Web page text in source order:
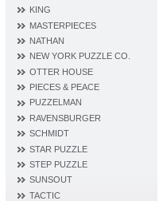
KING
MASTERPIECES
NATHAN
NEW YORK PUZZLE CO.
OTTER HOUSE
PIECES & PEACE
PUZZELMAN
RAVENSBURGER
SCHMIDT
STAR PUZZLE
STEP PUZZLE
SUNSOUT
TACTIC